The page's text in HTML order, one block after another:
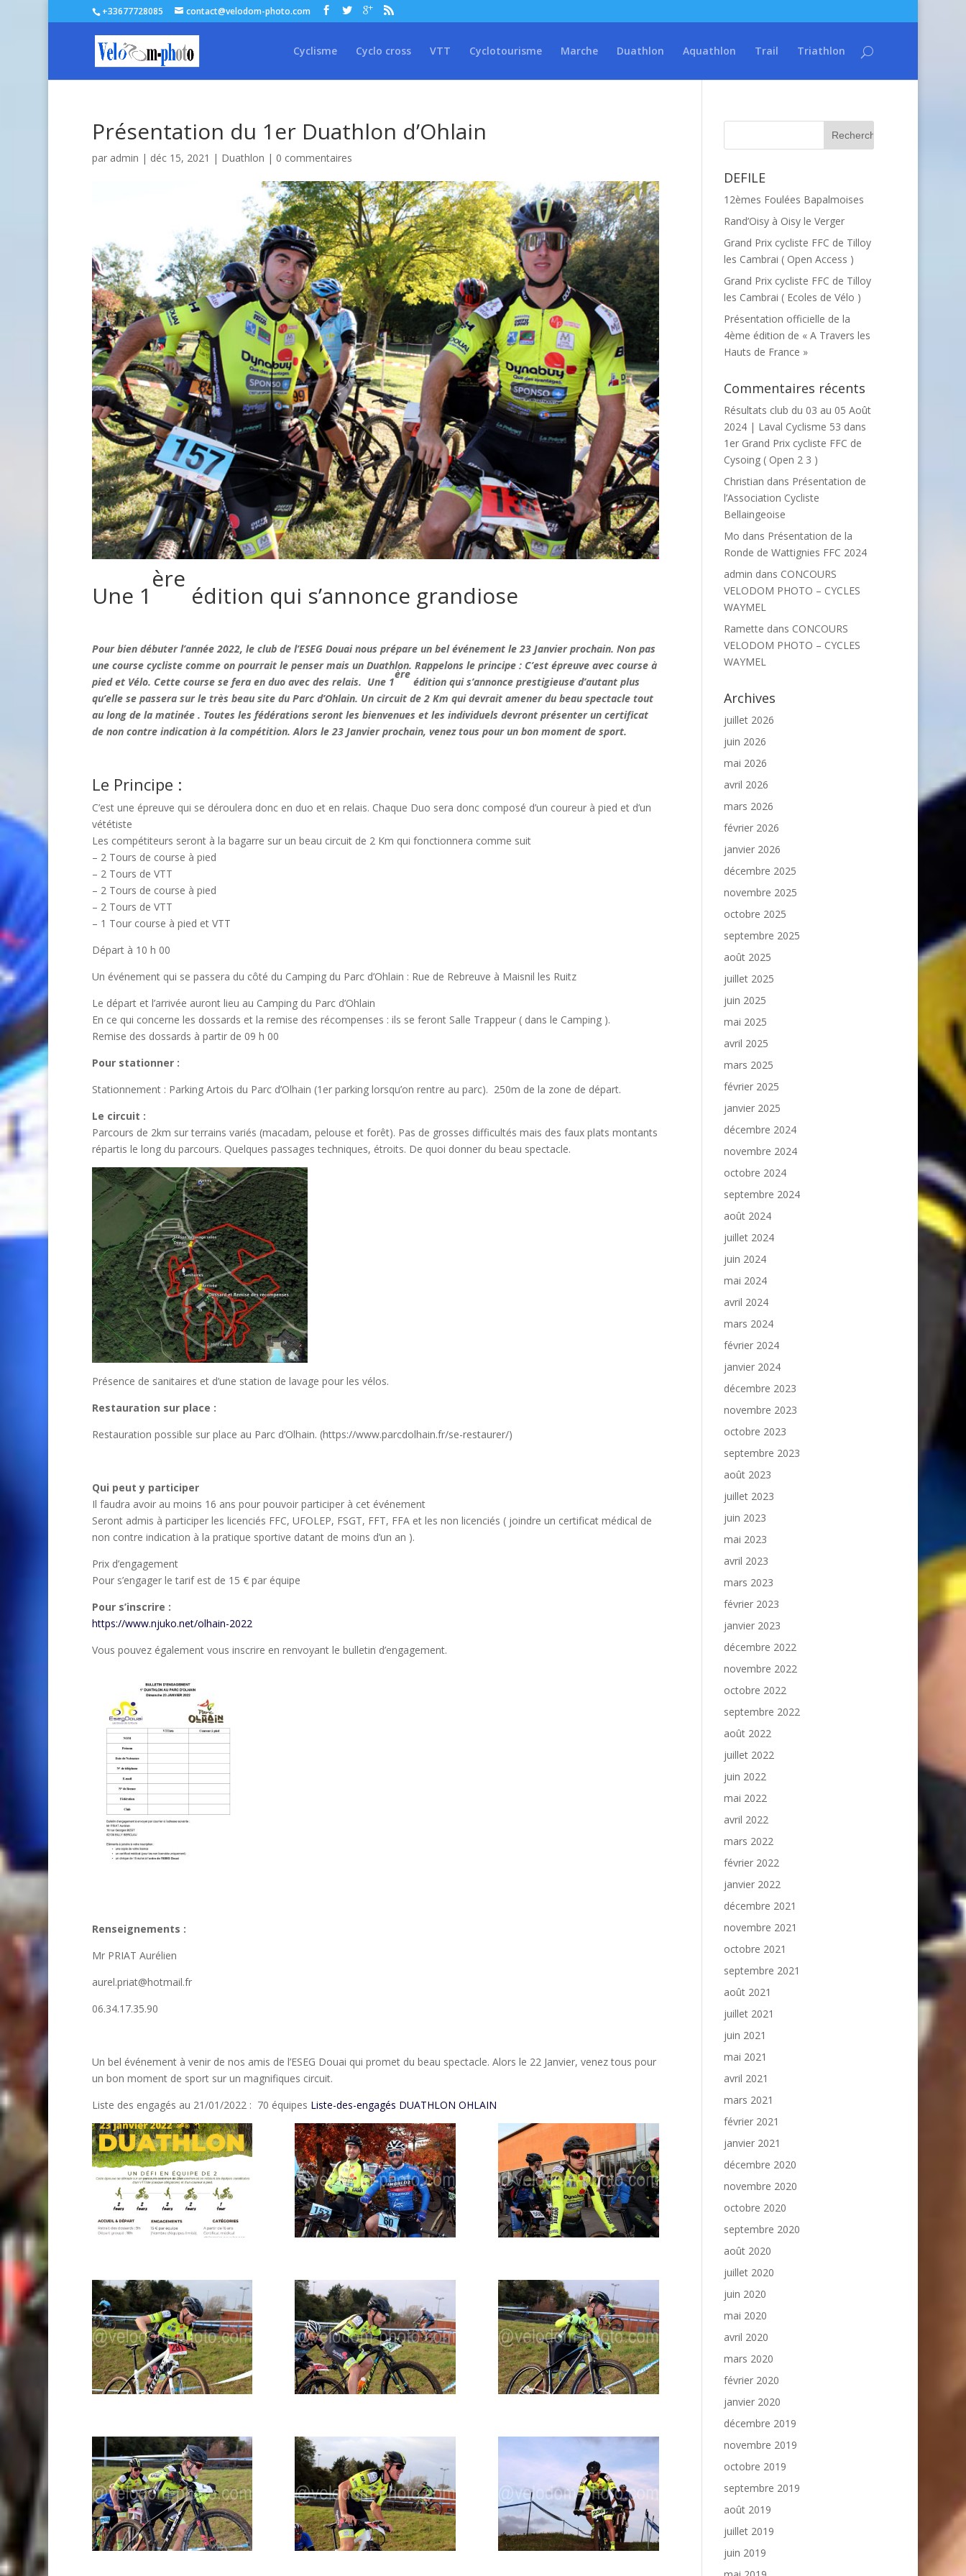
+33677728085 contact@velodom-photo.com
Cyclisme Cyclo cross VTT Cyclotourisme Marche Duathlon Aquathlon Trail Triathlon
Présentation du 1er Duathlon d’Ohlain
par admin | déc 15, 2021 | Duathlon | 0 commentaires
Une 1
ère
édition qui s’annonce grandiose
Pour bien débuter l’année 2022, le club de l’ESEG Douai nous prépare un bel événement le 23 Janvier prochain. Non pas
une course cycliste comme on pourrait le penser mais un Duathlon. Rappelons le principe : C’est épreuve avec course à
pied et Vélo. Cette course se fera en duo avec des relais. Une 1
ère
édition qui s’annonce prestigieuse d’autant plus
qu’elle se passera sur le très beau site du Parc d’Ohlain. Un circuit de 2 Km qui devrait amener du beau spectacle tout
au long de la matinée . Toutes les fédérations seront les bienvenues et les individuels devront présenter un certificat
de non contre indication à la compétition. Alors le 23 Janvier prochain, venez tous pour un bon moment de sport.
Le Principe :
C’est une épreuve qui se déroulera donc en duo et en relais. Chaque Duo sera donc composé d’un coureur à pied et d’un
vététiste
Les compétiteurs seront à la bagarre sur un beau circuit de 2 Km qui fonctionnera comme suit
– 2 Tours de course à pied
– 2 Tours de VTT
– 2 Tours de course à pied
– 2 Tours de VTT
– 1 Tour course à pied et VTT
Départ à 10 h 00
Un événement qui se passera du côté du Camping du Parc d’Ohlain : Rue de Rebreuve à Maisnil les Ruitz
Le départ et l’arrivée auront lieu au Camping du Parc d’Ohlain
En ce qui concerne les dossards et la remise des récompenses : ils se feront Salle Trappeur ( dans le Camping ).
Remise des dossards à partir de 09 h 00
Pour stationner :
Stationnement : Parking Artois du Parc d’Olhain (1er parking lorsqu’on rentre au parc). 250m de la zone de départ.
Le circuit :
Parcours de 2km sur terrains variés (macadam, pelouse et forêt). Pas de grosses difficultés mais des faux plats montants
répartis le long du parcours. Quelques passages techniques, étroits. De quoi donner du beau spectacle.
Présence de sanitaires et d’une station de lavage pour les vélos.
Restauration sur place :
Restauration possible sur place au Parc d’Olhain. (https://www.parcdolhain.fr/se-restaurer/)
Qui peut y participer
Il faudra avoir au moins 16 ans pour pouvoir participer à cet événement
Seront admis à participer les licenciés FFC, UFOLEP, FSGT, FFT, FFA et les non licenciés ( joindre un certificat médical de
non contre indication à la pratique sportive datant de moins d’un an ).
Prix d’engagement
Pour s’engager le tarif est de 15 € par équipe
Pour s’inscrire :
https://www.njuko.net/olhain-2022
Vous pouvez également vous inscrire en renvoyant le bulletin d’engagement.
Renseignements :
Mr PRIAT Aurélien
aurel.priat@hotmail.fr
06.34.17.35.90
Un bel événement à venir de nos amis de l’ESEG Douai qui promet du beau spectacle. Alors le 22 Janvier, venez tous pour
un bon moment de sport sur un magnifiques circuit.
Liste des engagés au 21/01/2022 : 70 équipes Liste-des-engagés DUATHLON OHLAIN
DEFILE
12èmes Foulées Bapalmoises
Rand’Oisy à Oisy le Verger
Grand Prix cycliste FFC de Tilloy
les Cambrai ( Open Access )
Grand Prix cycliste FFC de Tilloy
les Cambrai ( Ecoles de Vélo )
Présentation officielle de la
4ème édition de « A Travers les
Hauts de France »
Commentaires récents
Résultats club du 03 au 05 Août
2024 | Laval Cyclisme 53 dans
1er Grand Prix cycliste FFC de
Cysoing ( Open 2 3 )
Christian dans Présentation de
l’Association Cycliste
Bellaingeoise
Mo dans Présentation de la
Ronde de Wattignies FFC 2024
admin dans CONCOURS
VELODOM PHOTO – CYCLES
WAYMEL
Ramette dans CONCOURS
VELODOM PHOTO – CYCLES
WAYMEL
Archives
juillet 2026
juin 2026
mai 2026
avril 2026
mars 2026
février 2026
janvier 2026
décembre 2025
novembre 2025
octobre 2025
septembre 2025
août 2025
juillet 2025
juin 2025
mai 2025
avril 2025
mars 2025
février 2025
janvier 2025
décembre 2024
novembre 2024
octobre 2024
septembre 2024
août 2024
juillet 2024
juin 2024
mai 2024
avril 2024
mars 2024
février 2024
janvier 2024
décembre 2023
novembre 2023
octobre 2023
septembre 2023
août 2023
juillet 2023
juin 2023
mai 2023
avril 2023
mars 2023
février 2023
janvier 2023
décembre 2022
novembre 2022
octobre 2022
septembre 2022
août 2022
juillet 2022
juin 2022
mai 2022
avril 2022
mars 2022
février 2022
janvier 2022
décembre 2021
novembre 2021
octobre 2021
septembre 2021
août 2021
juillet 2021
juin 2021
mai 2021
avril 2021
mars 2021
février 2021
janvier 2021
décembre 2020
novembre 2020
octobre 2020
septembre 2020
août 2020
juillet 2020
juin 2020
mai 2020
avril 2020
mars 2020
février 2020
janvier 2020
décembre 2019
novembre 2019
octobre 2019
septembre 2019
août 2019
juillet 2019
juin 2019